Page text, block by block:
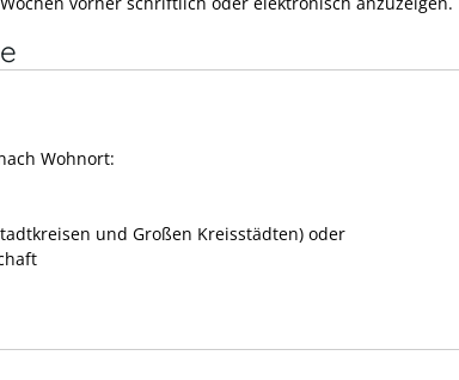
Wohnort:
und Großen Kreisstädten) oder